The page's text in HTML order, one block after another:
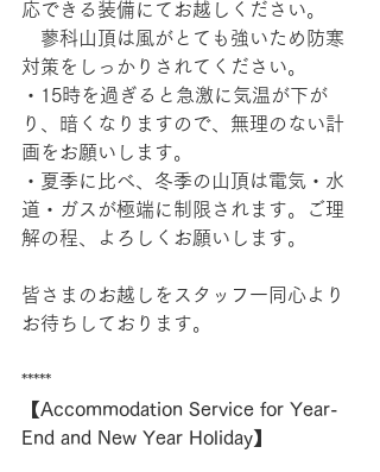
応できる装備にてお越しください。
蓼科山頂は風がとても強いため防寒
対策をしっかりされてください。
・15時を過ぎると急激に気温が下が
り、暗くなりますので、無理のない計
画をお願いします。
・夏季に比べ、冬季の山頂は電気・水
道・ガスが極端に制限されます。ご理
解の程、よろしくお願いします。
皆さまのお越しをスタッフ一同心より
お待ちしております。
*****
【Accommodation Service for Year-
End and New Year Holiday】